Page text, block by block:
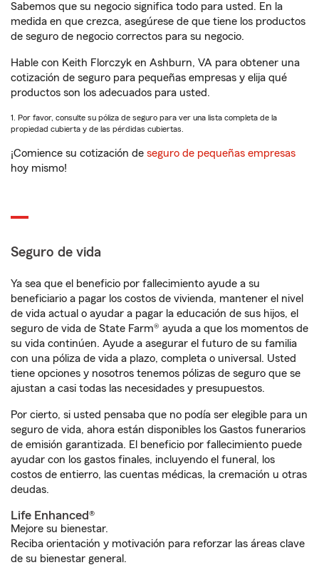
Sabemos que su negocio significa todo para usted. En la
medida en que crezca, asegúrese de que tiene los productos
de seguro de negocio correctos para su negocio.
Hable con Keith Florczyk en Ashburn, VA para obtener una
cotización de seguro para pequeñas empresas y elija qué
productos son los adecuados para usted.
1. Por favor, consulte su póliza de seguro para ver una lista completa de la
propiedad cubierta y de las pérdidas cubiertas.
¡Comience su cotización de seguro de pequeñas empresas
hoy mismo!
Seguro de vida
Ya sea que el beneficio por fallecimiento ayude a su
beneficiario a pagar los costos de vivienda, mantener el nivel
de vida actual o ayudar a pagar la educación de sus hijos, el
seguro de vida de State Farm® ayuda a que los momentos de
su vida continúen. Ayude a asegurar el futuro de su familia
con una póliza de vida a plazo, completa o universal. Usted
tiene opciones y nosotros tenemos pólizas de seguro que se
ajustan a casi todas las necesidades y presupuestos.
Por cierto, si usted pensaba que no podía ser elegible para un
seguro de vida, ahora están disponibles los Gastos funerarios
de emisión garantizada. El beneficio por fallecimiento puede
ayudar con los gastos finales, incluyendo el funeral, los
costos de entierro, las cuentas médicas, la cremación u otras
deudas.
Life Enhanced®
Mejore su bienestar.
Reciba orientación y motivación para reforzar las áreas clave
de su bienestar general.